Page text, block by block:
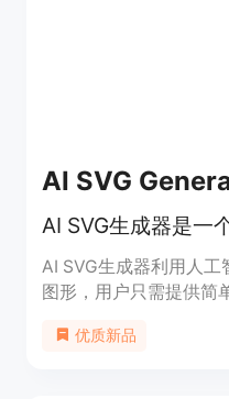
AI SVG生成器利用人
图形，用户只需提供简
节省设计成本。
优质新品